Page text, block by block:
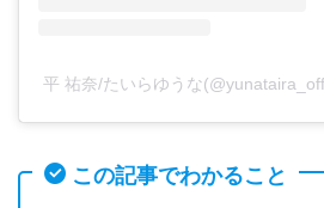
平 祐奈/たいらゆうな
この記事でわかること